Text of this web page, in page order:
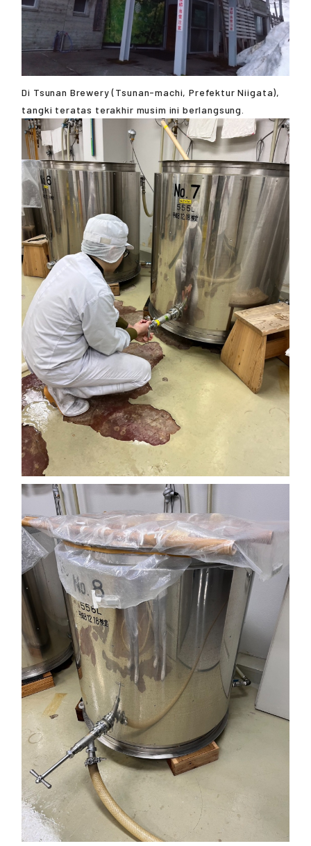
Di Tsunan Brewery (Tsunan-machi, Prefektur Niigata),
tangki teratas terakhir musim ini berlangsung.